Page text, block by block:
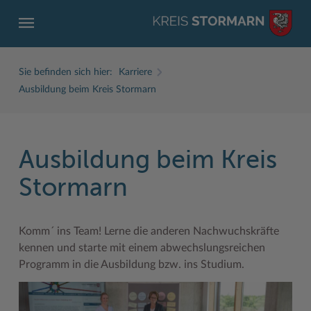
ZURÜCK
Service
Bürgerportal Stormarn ↗
Führerscheine
Formulare & Dokumente
ZURÜCK
Aktuelles
Ausschreibungen
Baustellen in Stormarn
Bildungskommune
ZURÜCK
Der Kreis
Interessantes in und aus Stormarn
Kreis Stormarn Porträt
Kreiskarte
ZURÜCK
Karriere
Der Kreis als Arbeitgeber
Ihre Bewerbung
Initiativbewerbungen Verwaltung
ZURÜCK
Wirtschaft
Branchenverzeichnis
EG-Dienstleistungsrichtlinie (EG-DLRL)
Handwerk für nachhaltiges Wirtschaften
ZURÜCK
Freizeit und Kultur
Frei- und Hallenbäder
Herrenhäuser
Kultur
Sie befinden sich hier:
Karriere
Ausbildung beim Kreis Stormarn
Ausbildung beim Kreis
Stormarn
Komm´ ins Team! Lerne die anderen Nachwuchskräfte
kennen und starte mit einem abwechslungsreichen
Programm in die Ausbildung bzw. ins Studium.